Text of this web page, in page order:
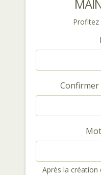
Profitez
Confirmer
Après la